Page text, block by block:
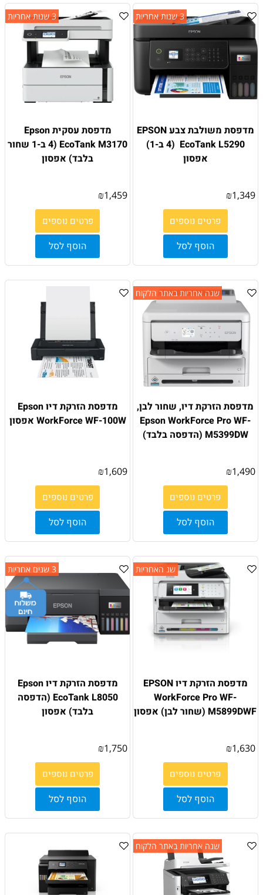
3 שנות אחריות
מדפסת משולבת צבע EPSON
EcoTank L5290 ׁ (4 ב-1)
אפסון
₪1,349
פרטים נוספים
הוסף לסל
3 שנות אחריות
מדפסת עסקית Epson
EcoTank M3170 (4 ב-1 שחור
בלבד) אפסון
₪1,459
פרטים נוספים
הוסף לסל
שנה אחריות באתר הלקוח
מדפסת הזרקת דיו, שחור לבן,
Epson WorkForce Pro WF-
M5399DW (הדפסה בלבד)
₪1,490
פרטים נוספים
הוסף לסל
מדפסת הזרקת דיו Epson
WorkForce WF-100W אפסון
₪1,609
פרטים נוספים
הוסף לסל
שנ האחריות
מדפסת הזרקת דיו EPSON
WorkForce Pro WF-
M5899DWF (שחור לבן) אפסון
₪1,630
פרטים נוספים
הוסף לסל
3 שנים אחריות
מדפסת הזרקת דיו Epson
EcoTank L8050 (הדפסה
בלבד) אפסון
₪1,750
פרטים נוספים
הוסף לסל
שנה אחריות באתר הלקוח